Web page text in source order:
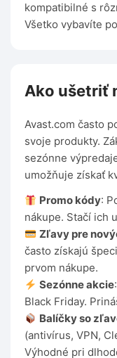
kompatibilné s
Všetko vybavíte
Ako ušetriť
Avast.com často
svoje produkty.
sezónne
umožňuje získať
Promo kódy:
nákupe. Stačí ich
Zľavy pre
často získajú
prvom nákupe.
Sezónne akcie
Black Friday.
Balíčky so
(antivírus, VPN,
Výhodné pri